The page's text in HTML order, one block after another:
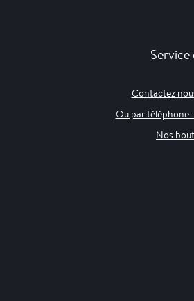
Contactez
Ou par téléphone
Nos